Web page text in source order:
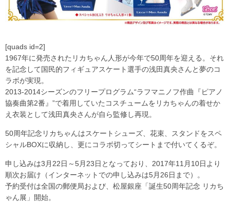
[quads id=2]
1967年に発売されたリカちゃん人形が今年で50周年を迎える。それ
を記念して国民的フィギュアスケート選手の浅田真央さんと夢のコ
ラボが実現。
2013-2014シーズンのフリープログラム“ラフマニノフ作曲『ピアノ
協奏曲第2番』”で着用していたコスチュームをリカちゃんの着せか
え衣装として浅田真央さんが自ら監修し再現。
50周年記念リカちゃんはスケートシューズ、花束、スタンドをスペ
シャルBOXに収納し、更にコラボ切ってシートまで付いてくるぞ。
申し込みは3月22日～5月23日となっており、2017年11月10日より
順次お届け（インターネットでの申し込みは5月26日まで）。
予約受付は全国の郵便局および、松屋銀座「誕生50周年記念 リカち
ゃん展」開始。